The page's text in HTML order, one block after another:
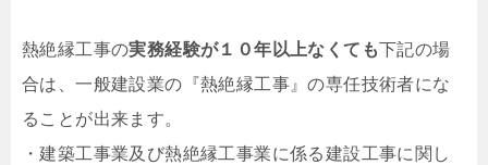
熱絶縁工事の実務経験が１０年以上なくても下記の場
合は、一般建設業の『熱絶縁工事』の専任技術者にな
ることが出来ます。
・建築工事業及び熱絶縁工事業に係る建設工事に関し